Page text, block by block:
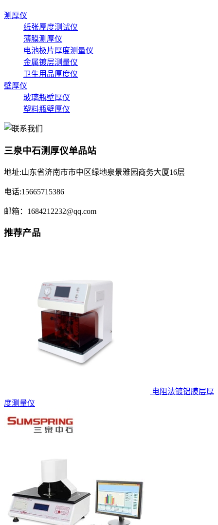
测厚仪
纸张厚度测试仪
薄膜测厚仪
电池极片厚度测量仪
金属镀层测量仪
卫生用品厚度仪
壁厚仪
玻璃瓶壁厚仪
塑料瓶壁厚仪
三泉中石测厚仪单品站
地址:山东省济南市市中区绿地泉景雅园商务大厦16层
电话:15665715386
邮箱：1684212232@qq.com
推荐产品
电阻法镀铝膜层厚
度测量仪